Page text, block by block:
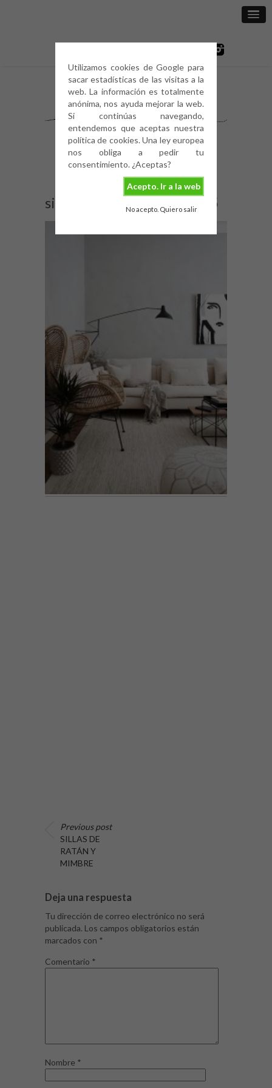
Utilizamos cookies de Google para
sacar estadísticas de las visitas a la
web. La información es totalmente
anónima, nos ayuda mejorar la web.
Si continúas navegando,
entendemos que aceptas nuestra
política de cookies. Una ley europea
nos obliga a pedir tu
consentimiento. ¿Aceptas?
Acepto. Ir a la web
No acepto. Quiero salir
sillas-de-ratan-y-mimbre-5
Previous post
SILLAS DE
RATÁN Y
MIMBRE
Deja una respuesta
Tu dirección de correo electrónico no será
publicada. Los campos obligatorios están
marcados con *
Comentario *
Nombre *